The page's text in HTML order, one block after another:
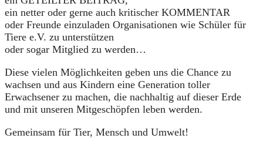
ein netter oder gerne auch kritischer KOMMENTAR
oder Freunde einzuladen Organisationen wie Schüler für
Tiere e.V. zu unterstützen
oder sogar Mitglied zu werden…
Diese vielen Möglichkeiten geben uns die Chance zu
wachsen und aus Kindern eine Generation toller
Erwachsener zu machen, die nachhaltig auf dieser Erde
und mit unseren Mitgeschöpfen leben werden.
Gemeinsam für Tier, Mensch und Umwelt!